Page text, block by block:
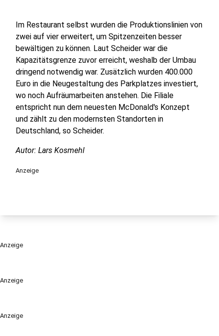
Anzeige
Anzeige
Im Restaurant selbst wurden die Produktionslinien von
zwei auf vier erweitert, um Spitzenzeiten besser
bewältigen zu können. Laut Scheider war die
Kapazitätsgrenze zuvor erreicht, weshalb der Umbau
dringend notwendig war. Zusätzlich wurden 400.000
Euro in die Neugestaltung des Parkplatzes investiert,
wo noch Aufräumarbeiten anstehen. Die Filiale
entspricht nun dem neuesten McDonald's Konzept
und zählt zu den modernsten Standorten in
Deutschland, so Scheider.
Autor: Lars Kosmehl
Anzeige
Anzeige